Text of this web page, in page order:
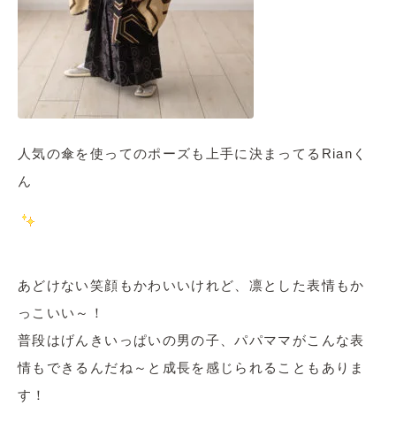
人気の傘を使ってのポーズも上手に決まってるRianく
ん
あどけない笑顔もかわいいけれど、凛とした表情もか
っこいい～！
普段はげんきいっぱいの男の子、パパママがこんな表
情もできるんだね～と成長を感じられることもありま
す！